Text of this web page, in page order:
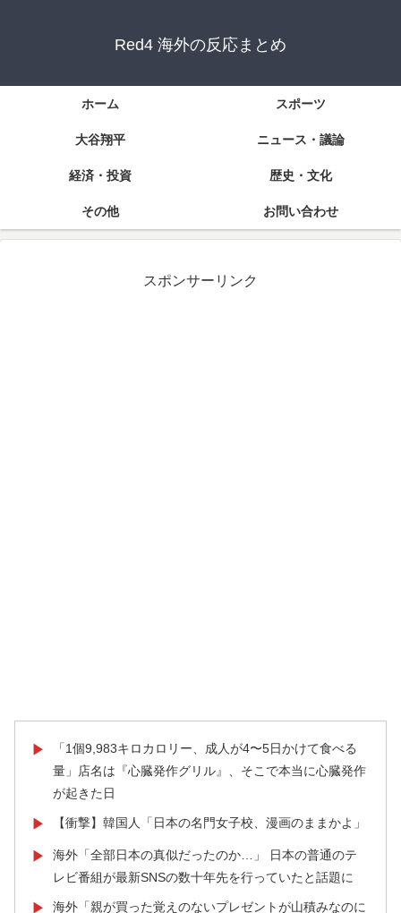
Red4 海外の反応まとめ
ホーム スポーツ
大谷翔平 ニュース・議論
経済・投資 歴史・文化
その他 お問い合わせ
スポンサーリンク
▶
「1個9,983キロカロリー、成人が4〜5日かけて食べる
量」店名は『心臓発作グリル』、そこで本当に心臓発作
が起きた日
▶ 【衝撃】韓国人「日本の名門女子校、漫画のままかよ」
▶
海外「全部日本の真似だったのか…」 日本の普通のテ
レビ番組が最新SNSの数十年先を行っていたと話題に
▶
海外「親が買った覚えのないプレゼントが山積みなのに